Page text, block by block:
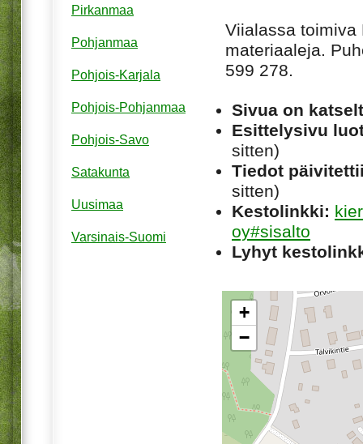
Viialassa toimiva
materiaaleja.
599 278.
Sivua on
Esittelysivu
sitten)
Tiedot
sitten)
Kestolinkki:
oy#sisalto
Lyhyt
+
−
Pirkanmaa
Pohjanmaa
Pohjois-Karjala
Pohjois-Pohjanmaa
Pohjois-Savo
Satakunta
Uusimaa
Varsinais-Suomi